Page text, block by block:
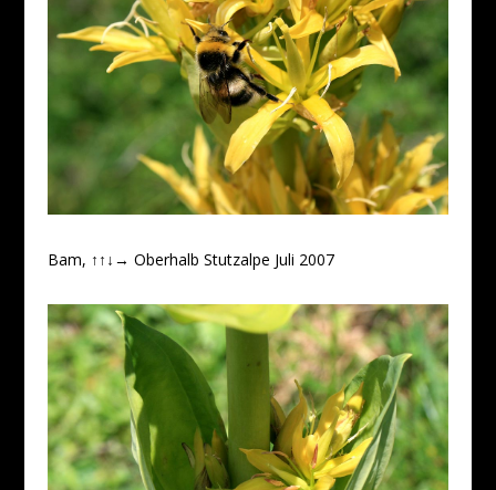
Bam, ↑↑↓→ Oberhalb Stutzalpe Juli 2007